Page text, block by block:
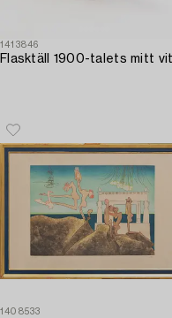
1413846
1408533